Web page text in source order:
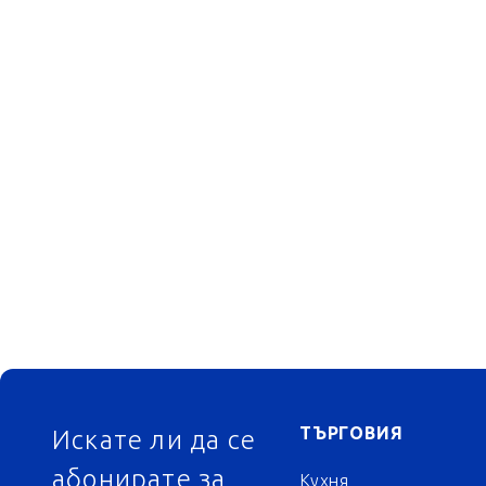
ФУТЕР
Искате ли да се
абонирате за
ТЪРГОВИЯ
Кухня